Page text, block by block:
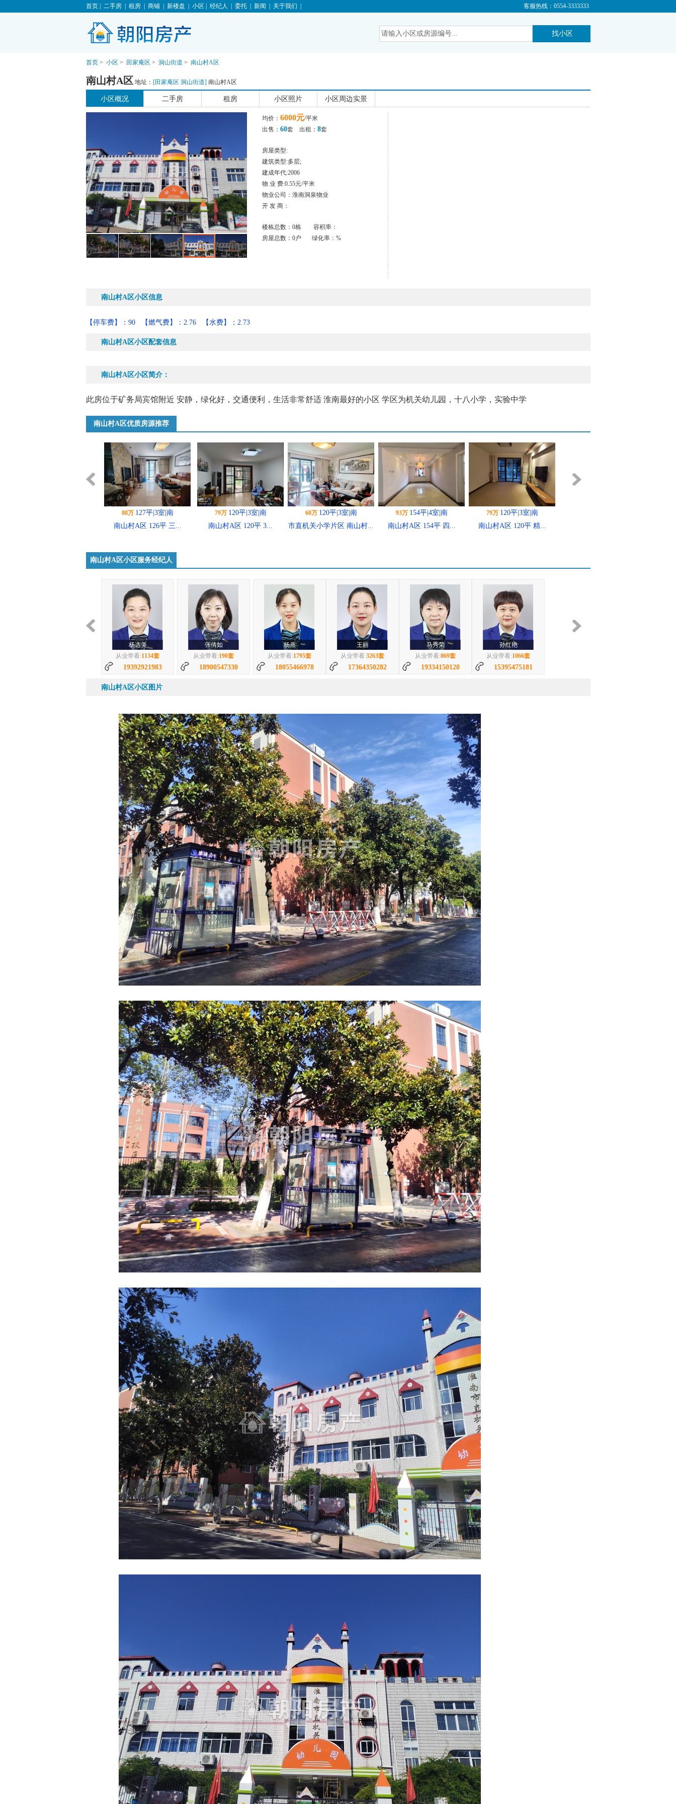
首页| 二手房| 租房| 商铺| 新楼盘 小区 经纪人 委托| 新闻 关于我们 客服热线：0554-3333333
首页> 小区 > 田家庵区 > 洞山街道 > 南山村A区
南山村A区地址： [田家庵区 洞山街道] 南山村A区
小区概况 二手房 租房 小区照片 小区周边实景
均价： 6000元/平米
出售： 60套 出租： 8套
房屋类型:
建筑类型:多层;
建成年代:2006
物 业 费:0.55元/平米
物业公司：淮南洞泉物业
开 发 商：
楼栋总数：0栋 容积率：
房屋总数：0户 绿化率：%
南山村A区小区信息
【停车费】：90 【燃气费】：2.76 【水费】：2.73
南山村A区小区配套信息
南山村A区小区简介：
此房位于矿务局宾馆附近 安静，绿化好，交通便利，生活非常舒适 淮南最好的小区 学区为机关幼儿园，十八小学，实验中学
南山村A区优质房源推荐
88万 127平|3室|南
南山村A区 126平 三...
79万 120平|3室|南
南山村A区 120平 3...
60万 120平|3室|南
市直机关小学片区 南山村...
93万 154平|4室|南
南山村A区 154平 四...
79万120平|3室|南
南山村A区 120平 精...
103平|3室|南
南山村A区三室两厅精装
吉...
50万 102平|3室|南
南山村A区中等装修三室
两...
85万
南山村A区 125平 精...
南山村A区三室两厅两卫
精...
南山村A区三室两厅简装
吉...
南山村A区 160平 四...
65万161平|4室|南
南山村A区 161平 精...
98万127平|3室|南
南山村A区 126平 三...
南山村A区小区服务经纪人
杨选美
从业带看:1134套
19392921983
张倩如
从业带看:190套
18900547330
杨燕
从业带看:1795套
18055466978
王丽
从业带看:3263套
17364350282
马秀荣
从业带看:869套
19334150120
孙红艳
从业带看:1066套
15395475181
丁素梅
从业带看:0套
18055482590
从业带看:129套
18955426632
平云
从业带看:2168套
18955492146
赵翠平
从业带看:814套
17755481795
魏丽
从业带看:834套
18055461205
李多军
从业带看:529套
13399548777
宗萍
从业带看: 2955套
18130183656
王建芹
从业带看:1491套
17755498852
何勇芳
从业带看:1571套
19955498035
南山村A区小区图片